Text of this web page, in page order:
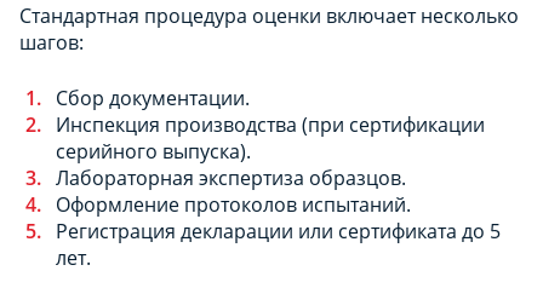
Стандартная процедура оценки включает несколько
шагов:
Сбор документации.
Инспекция производства (при сертификации
серийного выпуска).
Лабораторная экспертиза образцов.
Оформление протоколов испытаний.
Регистрация декларации или сертификата до 5
лет.